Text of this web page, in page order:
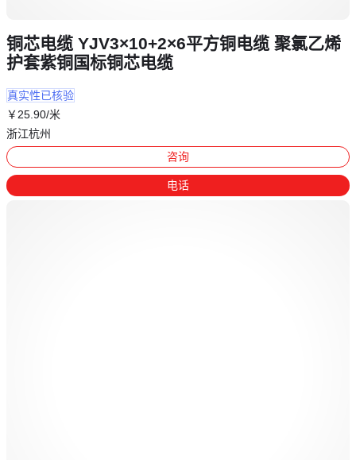
铜芯电缆 YJV3×10+2×6平方铜电缆 聚氯乙烯
护套紫铜国标铜芯电缆
真实性已核验
￥ 25 .90/米
浙江杭州
咨询
电话